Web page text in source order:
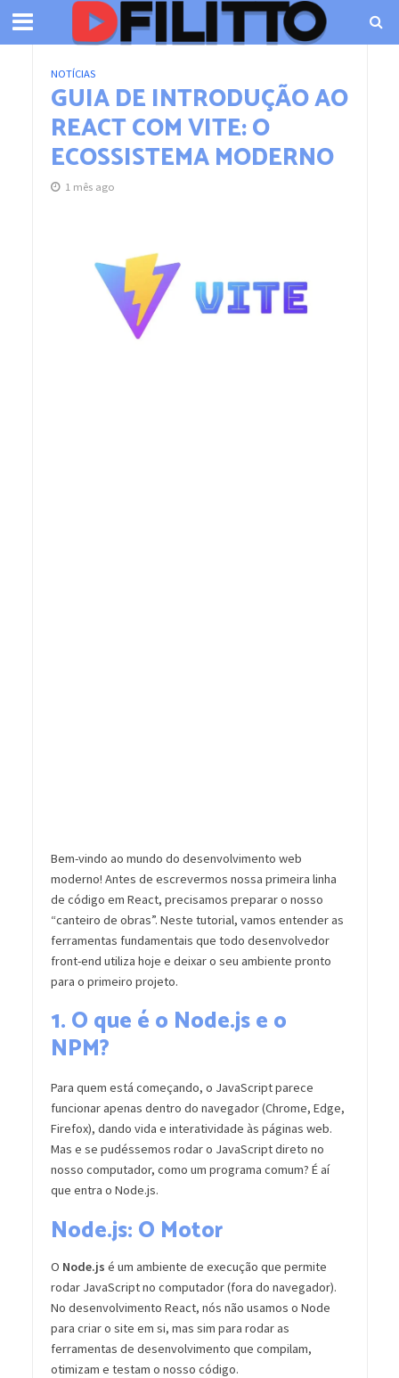
NOTÍCIAS
GUIA DE INTRODUÇÃO AO
REACT COM VITE: O
ECOSSISTEMA MODERNO
1 mês ago
Bem-vindo ao mundo do desenvolvimento web
moderno! Antes de escrevermos nossa primeira linha
de código em React, precisamos preparar o nosso
“canteiro de obras”. Neste tutorial, vamos entender as
ferramentas fundamentais que todo desenvolvedor
front-end utiliza hoje e deixar o seu ambiente pronto
para o primeiro projeto.
1. O que é o Node.js e o
NPM?
Para quem está começando, o JavaScript parece
funcionar apenas dentro do navegador (Chrome, Edge,
Firefox), dando vida e interatividade às páginas web.
Mas e se pudéssemos rodar o JavaScript direto no
nosso computador, como um programa comum? É aí
que entra o Node.js.
Node.js: O Motor
O Node.js é um ambiente de execução que permite
rodar JavaScript no computador (fora do navegador).
No desenvolvimento React, nós não usamos o Node
para criar o site em si, mas sim para rodar as
ferramentas de desenvolvimento que compilam,
otimizam e testam o nosso código.